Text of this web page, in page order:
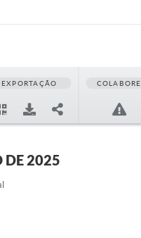
EXPORTAÇÃO COLABORE
DE 2025